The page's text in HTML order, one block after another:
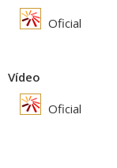
Oficial
Vídeo
Oficial